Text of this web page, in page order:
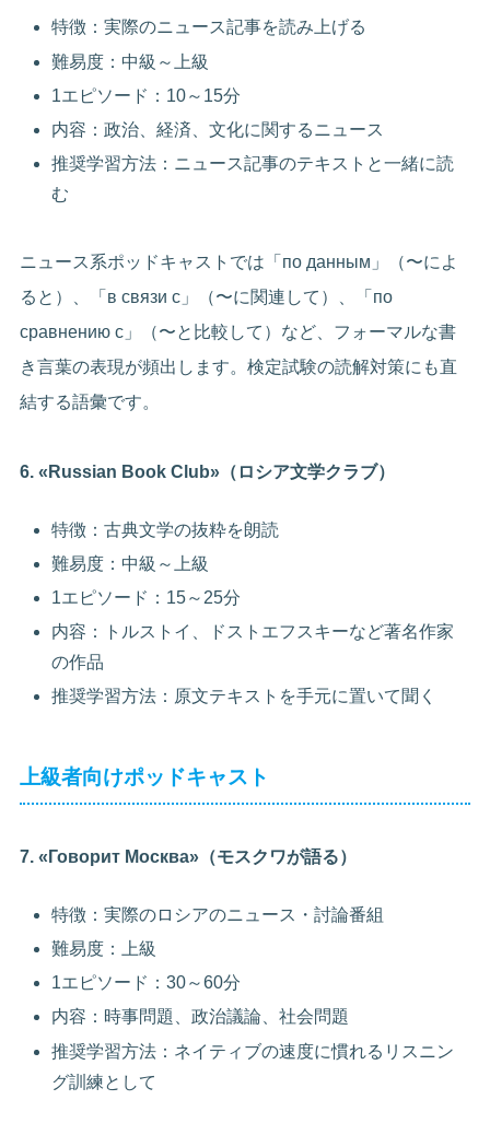
特徴：実際のニュース記事を読み上げる
難易度：中級～上級
1エピソード：10～15分
内容：政治、経済、文化に関するニュース
推奨学習方法：ニュース記事のテキストと一緒に読
む
ニュース系ポッドキャストでは「по данным」（〜によ
ると）、「в связи с」（〜に関連して）、「по
сравнению с」（〜と比較して）など、フォーマルな書
き言葉の表現が頻出します。検定試験の読解対策にも直
結する語彙です。
6. «Russian Book Club»（ロシア文学クラブ）
特徴：古典文学の抜粋を朗読
難易度：中級～上級
1エピソード：15～25分
内容：トルストイ、ドストエフスキーなど著名作家
の作品
推奨学習方法：原文テキストを手元に置いて聞く
上級者向けポッドキャスト
7. «Говорит Москва»（モスクワが語る）
特徴：実際のロシアのニュース・討論番組
難易度：上級
1エピソード：30～60分
内容：時事問題、政治議論、社会問題
推奨学習方法：ネイティブの速度に慣れるリスニン
グ訓練として